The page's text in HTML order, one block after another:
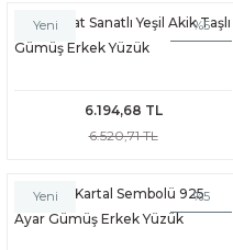
Yeni %5
Arapça Hat Sanatlı Yeşil Akik Taşlı
Gümüş Erkek Yüzük
6.194,68 TL
6.520,71 TL
Yeni %5
Çift Başlı Kartal Sembolü 925
Ayar Gümüş Erkek Yüzük